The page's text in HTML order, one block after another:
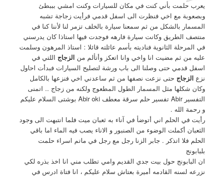
يعرب حلمت بأني كنت في مكان للسيارات وكنت امشي بببطئ
وبصعوبة مع اخي فنظرت الى اسفل قدمي فرأيت زجاجة تشبه
المسمار بالشكل من ثم سمعنا سيارة بالخلف تزمر لنا لأننا كنا في
منتصف الطريق وكانت سيارة فارهه فوجدت فيها استاذا كان يدرسني
في المرحلة الثانوية فناديته بأسم عائلته قائلا : استاذ المرهون وسلمت
عليه من ثم مضيت انا واخي وانا اتعكز وأتألم من الزجاج اللتي في
اسفل قدمي حتى وصلنا الى باب ورشة لتصليح السيارات فبدأت احاول
نزع الزجاج حتى نزعت نصفها من ثم ساعدني اخي فنزعها بالكامل
وكان شكلها مثل المسمار الطول المطعوج ولكنه من زجاج .. اتمنى
التفسير Abir تفسير حلم سرقة معطف Abir oki بوشتى السلام عليكم
و رحمة الله .
رأيت في الحلم اني أتوضأ في آناء به ثعبان ميت فلما انتبهت الى وجود
الثعبان أكملت الوضوء من الصنبور و الاناء يصب فيه الماء اما باقي
الحلم فلا اتذكر . جابر الزنا رجل مع رجل في ماتم اسراء حلمت
بلبابونج
ان البابونج حول بيت جدي القديم وامي تطلب مني انا اخذ بذره لكي
نزرعه لسنه القادمه أميرة بعتاش سلام عليكم ، انا فتاة ادرس في